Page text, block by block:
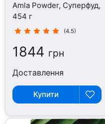
Amla Powder, Суперфуд,
454 г
(4.5)
1844 грн
Доставлення
Купити